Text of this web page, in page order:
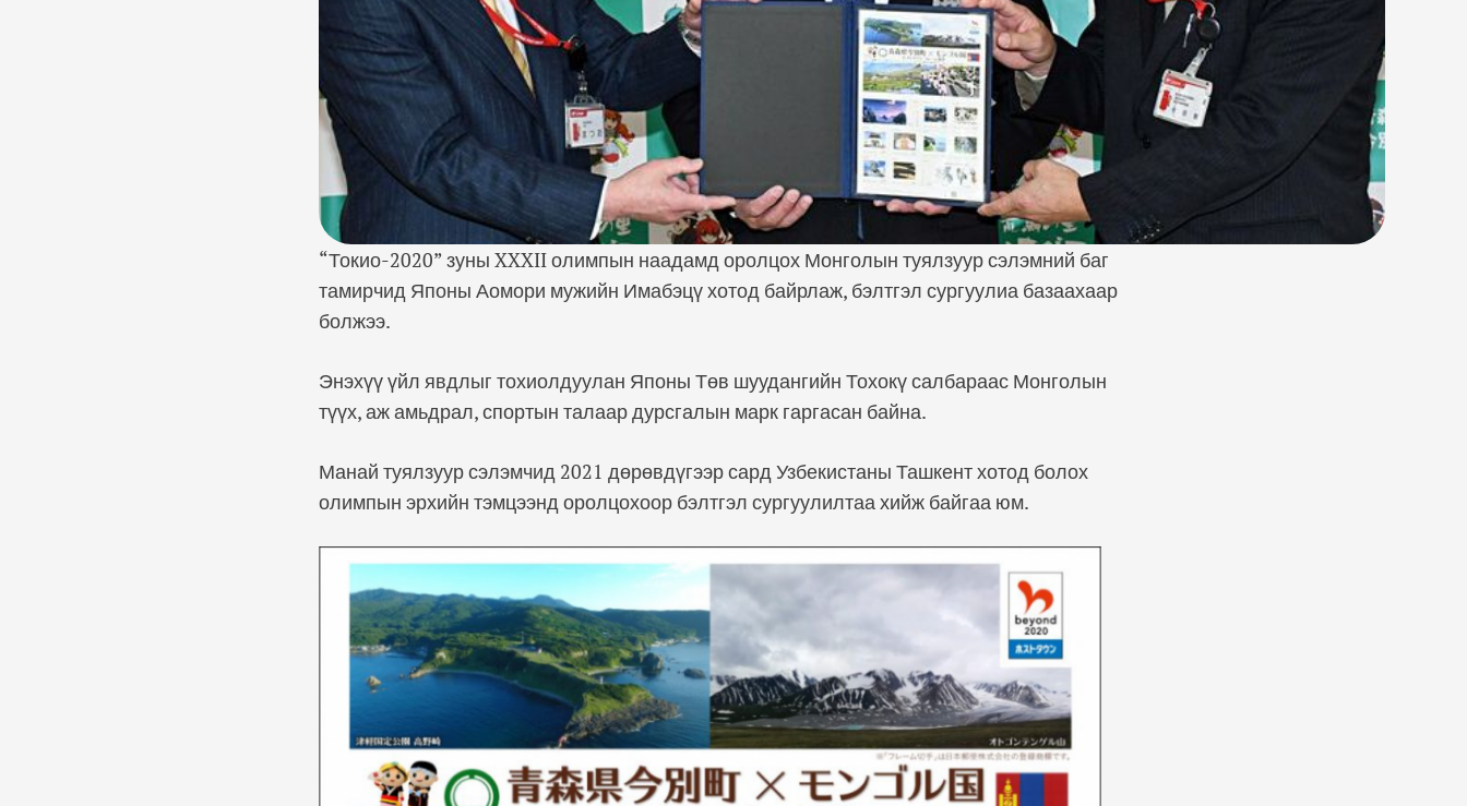
“Токио-2020” зуны XXXII олимпын наадамд оролцох Монголын туялзуур сэлэмний баг
тамирчид Японы Аомори мужийн Имабэцү хотод байрлаж, бэлтгэл сургуулиа базаахаар
болжээ.
Энэхүү үйл явдлыг тохиолдуулан Японы Төв шуудангийн Тохокү салбараас Монголын
түүх, аж амьдрал, спортын талаар дурсгалын марк гаргасан байна.
Манай туялзуур сэлэмчид 2021 дөрөвдүгээр сард Узбекистаны Ташкент хотод болох
олимпын эрхийн тэмцээнд оролцохоор бэлтгэл сургуулилтаа хийж байгаа юм.